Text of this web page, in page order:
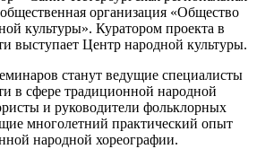
организация «Общество
культуры». Куратором проекта в
выступает Центр народной культуры.
станут ведущие специалисты
в сфере традиционной народной
и руководители фольклорных
многолетний практический опыт
народной хореографии.